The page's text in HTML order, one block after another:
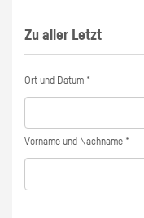
Zu aller Letzt
Ort und Datum *
Vorname und Nachname *